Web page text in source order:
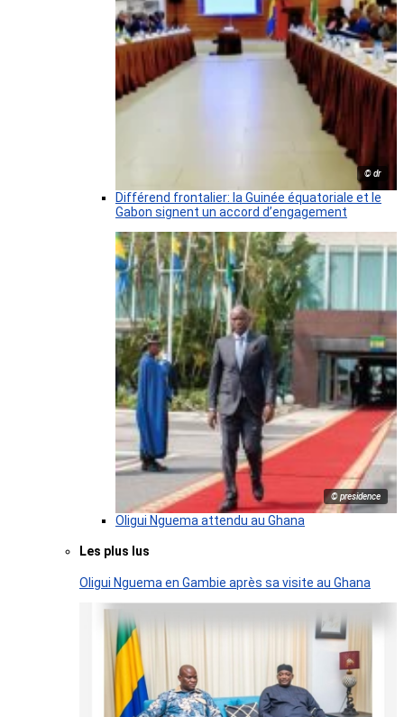
© dr
Différend frontalier: la Guinée équatoriale et le
Gabon signent un accord d’engagement
© presidence
Oligui Nguema attendu au Ghana
Les plus lus
Oligui Nguema en Gambie après sa visite au Ghana